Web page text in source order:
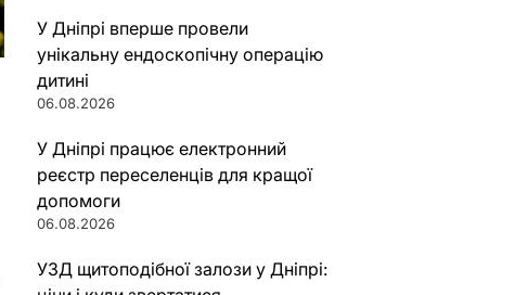
У Дніпрі вперше провели
унікальну ендоскопічну операцію
дитині
06.08.2026
У Дніпрі працює електронний
реєстр переселенців для кращої
допомоги
06.08.2026
УЗД щитоподібної залози у Дніпрі: